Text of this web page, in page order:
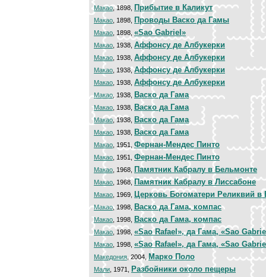
Макао, 1898, Прибытие в Каликут
Макао , 1898, Проводы Васко да Гамы
Макао , 1898, «Sao Gabriel»
Макао , 1938, Аффонсу де Албукерки
Макао , 1938, Аффонсу де Албукерки
Макао , 1938,Аффонсу де Албукерки
Макао , 1938, Аффонсу де Албукерки
Макао, 1938, Васко да Гама
Макао , 1938, Васко да Гама
Макао , 1938, Васко да Гама
Макао , 1938, Васко да Гама
Макао , 1951, Фернан-Мендес Пинто
Макао , 1951, Фернан-Мендес Пинто
Макао , 1968, Памятник Кабралу в Бельмонте
Макао , 1968,Памятник Кабралу в Лиссабоне
Макао , 1969, Церковь Богоматери Реликвий в
Макао, 1998, Васко да Гама, компас
Макао , 1998, Васко да Гама, компас
Макао , 1998, «Sao Rafael», да Гама, «Sao
Макао , 1998, «Sao Rafael», да Гама, «Sao
Македония , 2004, Марко Поло
Мали , 1971, Разбойники около пещеры